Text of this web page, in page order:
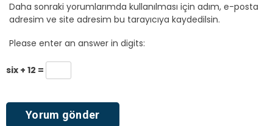
Daha sonraki yorumlarımda kullanılması için adım, e-posta
adresim ve site adresim bu tarayıcıya kaydedilsin.
Please enter an answer in digits:
six + 12 =